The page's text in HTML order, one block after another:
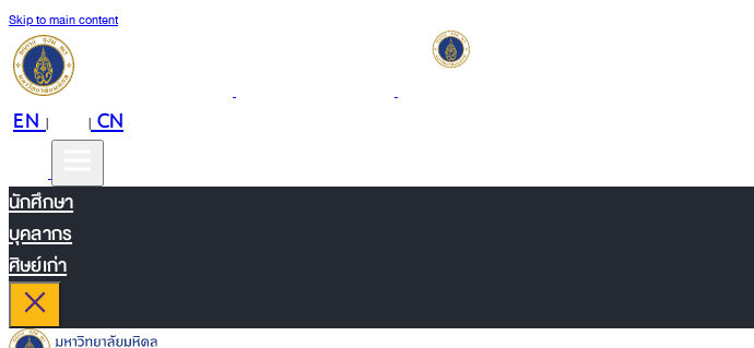
Skip to main content
EN| |CN
นักศึกษา
บุคลากร
ศิษย์เก่า